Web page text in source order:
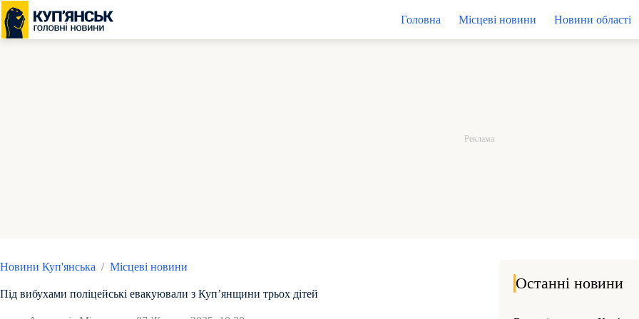
Перейти
до
вмісту
Головна Місцеві новини Новини області
Новини Куп'янська / Місцеві новини
Під вибухами поліцейські евакуювали з Купʼянщини трьох дітей
Останні новини